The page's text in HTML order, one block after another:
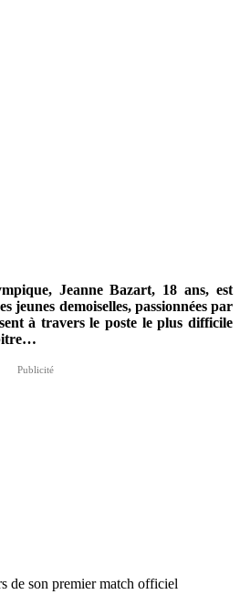
Jeanne Bazart, 18 ans, est
jeunes demoiselles, passionnées par
à travers le poste le plus difficile
de son premier match officiel